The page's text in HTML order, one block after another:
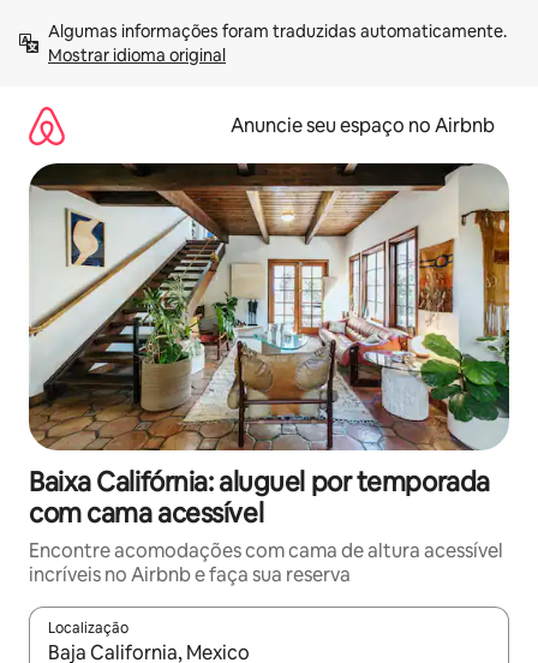
para
Mostrar idioma original
Anuncie seu espaço no Airbnb
Baixa Califórnia: aluguel por temporada
com cama acessível
Encontre acomodações com cama de altura acessível
incríveis no Airbnb e faça sua reserva
Localização
Quando os resultados estiverem disponíveis, explore-os